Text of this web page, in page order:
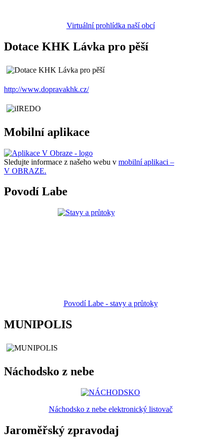
Virtuální prohlídka naší obcí
Dotace KHK Lávka pro pěší
http://www.dopravakhk.cz/
Mobilní aplikace
Sledujte informace z našeho webu v mobilní aplikaci –
V OBRAZE.
Povodí Labe
Povodí Labe - stavy a průtoky
MUNIPOLIS
Náchodsko z nebe
Náchodsko z nebe elektronický listovač
Jaroměřský zpravodaj